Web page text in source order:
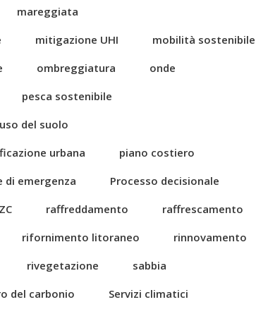
mareggiata
mitigazione UHI
mobilità sostenibile
ombreggiatura
onde
pesca sostenibile
del suolo
urbana
piano costiero
di emergenza
Processo decisionale
raffreddamento
raffrescamento
rifornimento litoraneo
rinnovamento
rivegetazione
sabbia
del carbonio
Servizi climatici